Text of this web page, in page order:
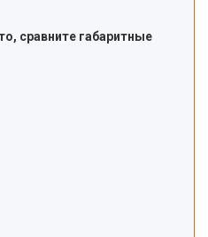
сравните габаритные